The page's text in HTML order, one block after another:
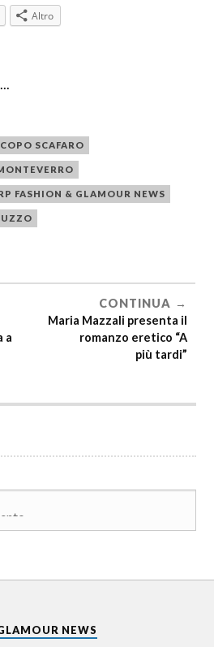
Altro
SCAFARO
FASHION & GLAMOUR NEWS
a
CONTINUA
Maria Mazzali presenta il
romanzo eretico “A
più tardi”
NEWS